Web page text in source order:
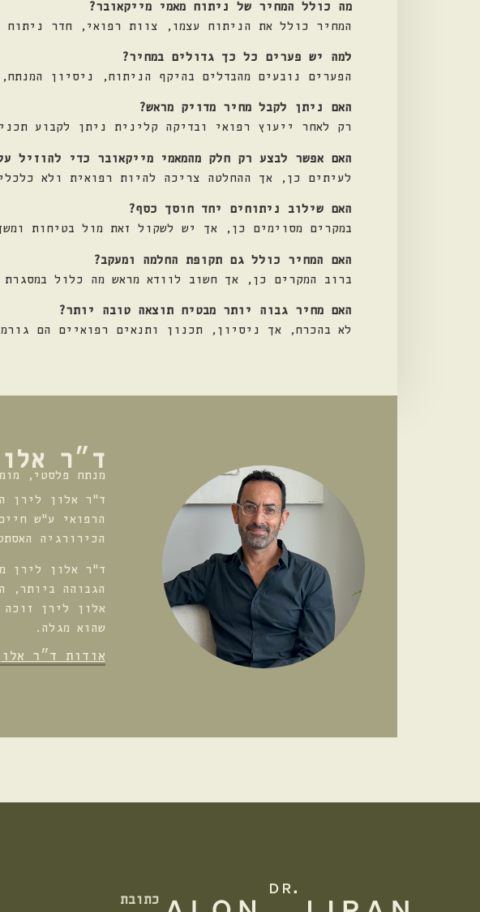
מה כולל המחיר של ניתוח מאמי מייקאובר?
המחיר כולל את הניתוח עצמו, צוות רפואי, חדר
למה יש פערים כל כך גדולים במחיר?
הפערים נובעים מהבדלים בהיקף הניתוח, ניסיון
האם ניתן לקבל מחיר מדויק מראש?
רק לאחר ייעוץ רפואי ובדיקה קלינית ניתן לקבוע
האם אפשר לבצע רק חלק מהמאמי מייקאובר כדי להוזיל
לעיתים כן, אך ההחלטה צריכה להיות רפואית ולא
האם שילוב ניתוחים יחד חוסך כסף?
במקרים מסוימים כן, אך יש לשקול זאת מול בטיחות
האם המחיר כולל גם תקופת החלמה ומעקב?
ברוב המקרים כן, אך חשוב לוודא מראש מה כלול במסגרת
האם מחיר גבוה יותר מבטיח תוצאה טובה יותר?
לא בהכרח, אך ניסיון, תכנון ותנאים רפואיים הם
ד״ר
מנתח פלסטי,
ד"ר אלון לירן
הרפואי ע"ש
הכירורגיה
ד"ר אלון לירן
הגבוהה ביותר,
אלון לירן
שהוא מגלה.
אודות ד״ר
כתובת